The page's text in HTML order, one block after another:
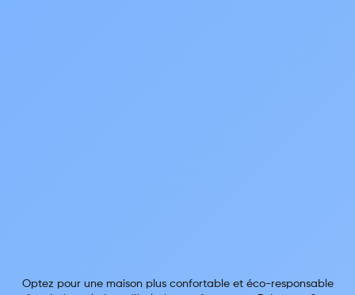
Optez pour une maison plus confortable et éco-responsable